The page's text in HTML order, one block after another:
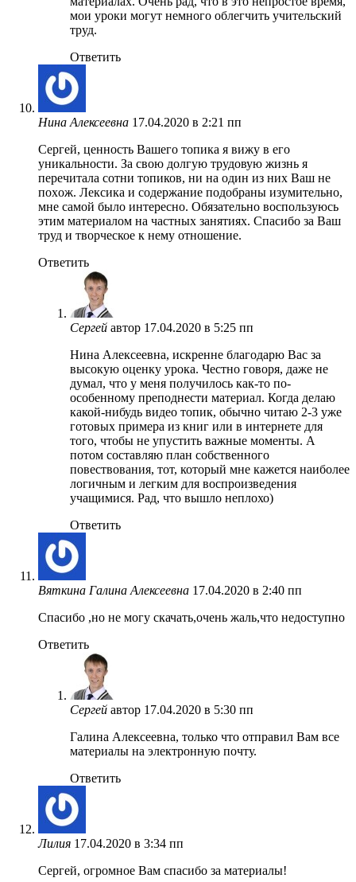
мои уроки могут немного облегчить учительский
труд.
Ответить
Нина Алексеевна 17.04.2020 в 2:21 пп
Сергей, ценность Вашего топика я вижу в его
уникальности. За свою долгую трудовую жизнь я
перечитала сотни топиков, ни на один из ниx Ваш не
поxож. Лексика и содержание подобраны изумительно,
мне самой было интересно. Обязательно воспользуюсь
этим материалом на частныx занятияx. Спасибо за Ваш
труд и творческое к нему отношение.
Ответить
Сергей автор 17.04.2020 в 5:25 пп
Нина Алексеевна, искренне благодарю Вас за
высокую оценку урока. Честно говоря, даже не
думал, что у меня получилось как-то по-
особенному преподнести материал. Когда делаю
какой-нибудь видео топик, обычно читаю 2-3 уже
готовых примера из книг или в интернете для
того, чтобы не упустить важные моменты. А
потом составляю план собственного
повествования, тот, который мне кажется наиболее
логичным и легким для воспроизведения
учащимися. Рад, что вышло неплохо)
Ответить
Вяткина Галина Алексеевна 17.04.2020 в 2:40 пп
Спасибо ,но не могу скачать,очень жаль,что недоступно
Ответить
Сергей автор 17.04.2020 в 5:30 пп
Галина Алексеевна, только что отправил Вам все
материалы на электронную почту.
Ответить
Лилия 17.04.2020 в 3:34 пп
Сергей, огромное Вам спасибо за материалы!